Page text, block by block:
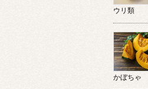
ウリ類
かぼちゃ